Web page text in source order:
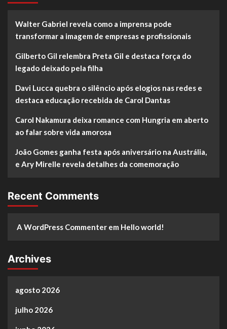
Walter Gabriel revela como a imprensa pode
transformar a imagem de empresas e profissionais
Gilberto Gil relembra Preta Gil e destaca força do
legado deixado pela filha
Davi Lucca quebra o silêncio após elogios nas redes e
destaca educação recebida de Carol Dantas
Carol Nakamura deixa romance com Hungria em aberto
ao falar sobre vida amorosa
João Gomes ganha festa após aniversário na Austrália,
e Ary Mirelle revela detalhes da comemoração
Recent Comments
A WordPress Commenter em Hello world!
Archives
agosto 2026
julho 2026